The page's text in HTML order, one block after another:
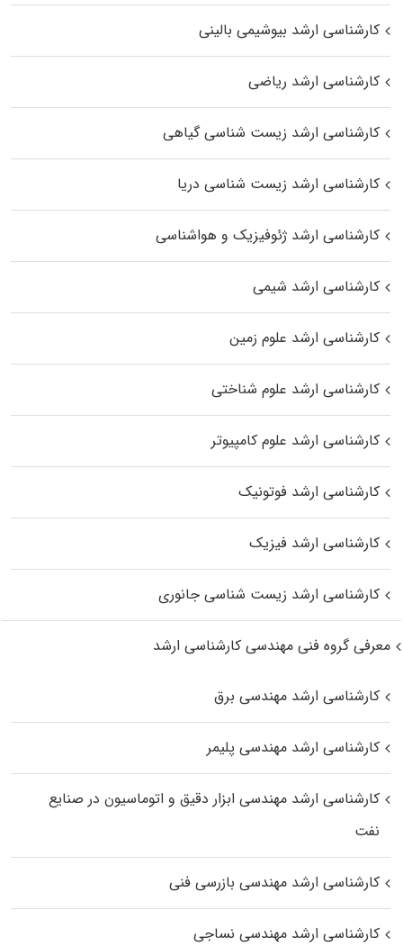
کارشناسی ارشد بیوشیمی بالینی
کارشناسی ارشد ریاضی
کارشناسی ارشد زیست‌ شناسی گیاهی
کارشناسی ارشد زیست‌ شناسی دریا
کارشناسی ارشد ژئوفیزیک و هواشناسی
کارشناسی ارشد شیمی
کارشناسی ارشد علوم زمین
کارشناسی ارشد علوم شناختی
کارشناسی ارشد علوم کامپیوتر
کارشناسی ارشد فوتونیک
کارشناسی ارشد فیزیک
کارشناسی ارشد زیست‌ شناسی جانوری
معرفی گروه فنی مهندسی کارشناسی ارشد
کارشناسی ارشد مهندسی برق
کارشناسی ارشد مهندسی پلیمر
کارشناسی ارشد مهندسی ابزار دقیق و اتوماسیون در صنایع
نفت
کارشناسی ارشد مهندسی بازرسی فنی
کارشناسی ارشد مهندسی نساجی